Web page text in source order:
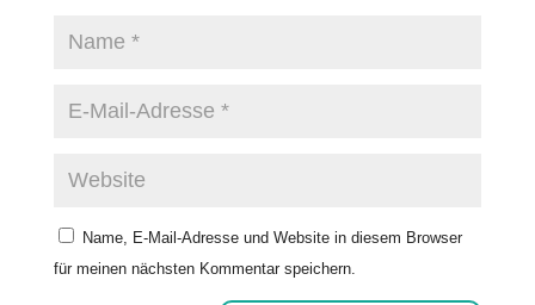
Name, E-Mail-Adresse und Website in diesem Browser
für meinen nächsten Kommentar speichern.